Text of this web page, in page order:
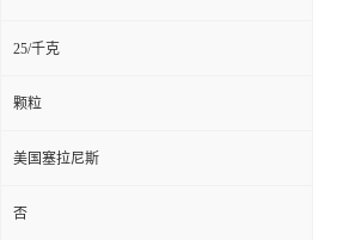
25/千克
颗粒
美国塞拉尼斯
否